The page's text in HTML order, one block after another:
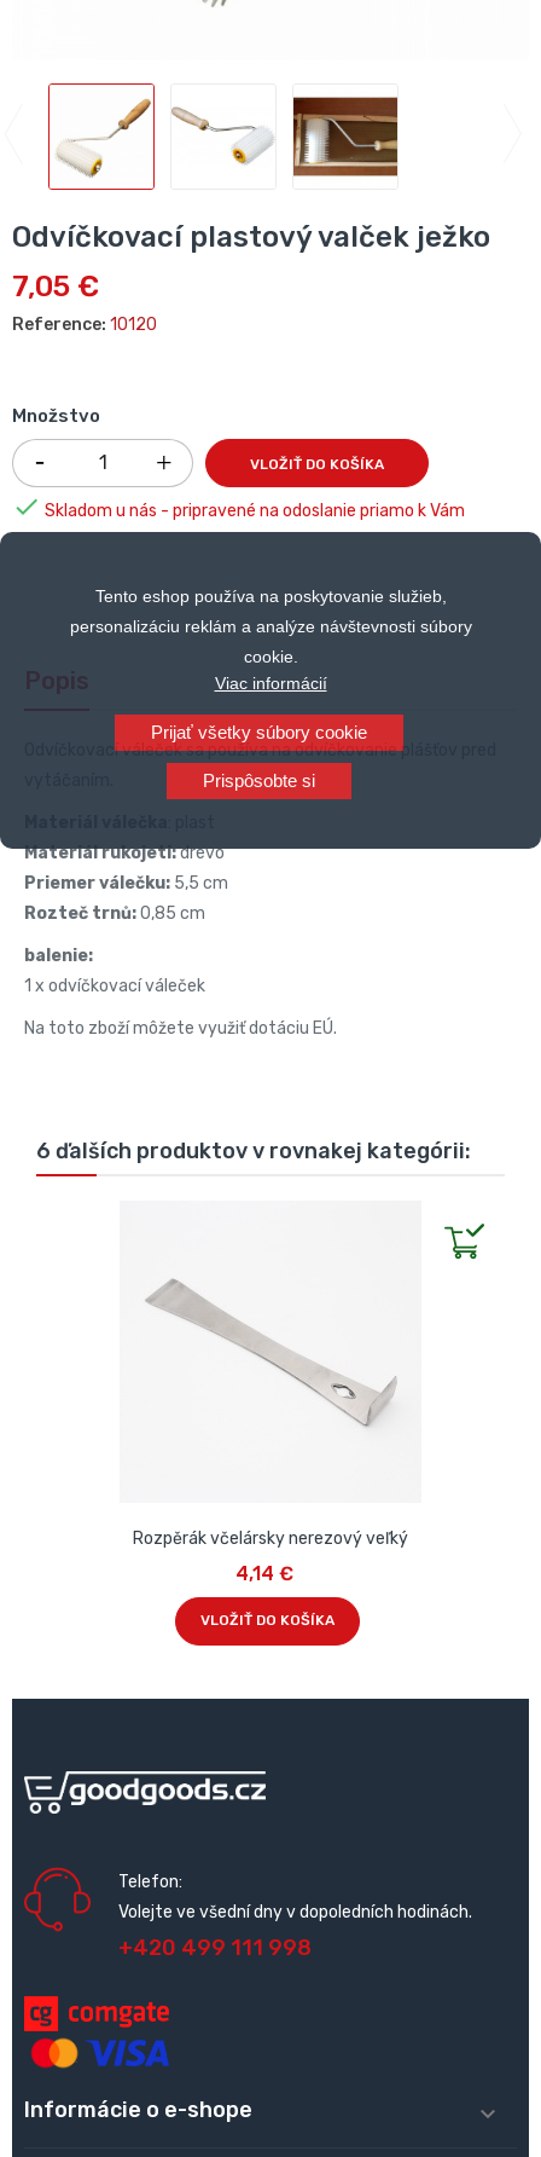
Tento eshop používa na poskytovanie služieb,
personalizáciu reklám a analýze návštevnosti súbory
cookie.
Viac informácií
Prijať všetky súbory cookie
Prispôsobte si
Odvíčkovací plastový valček ježko
7,05 €
Reference: 10120
Množstvo
VLOŽIŤ DO KOŠÍKA
 Skladom u nás - pripravené na odoslanie priamo k Vám
Popis
Odvíčkovací váleček sa používa na odvíčkovanie plášťov pred
Materiál rukojeti:drevo
Priemer válečku: 5,5 cm
Rozteč trnů:0,85 cm
balenie:
1 x odvíčkovací váleček
Na toto zboží môžete využiť dotáciu EÚ.
6 ďalších produktov v rovnakej kategórii:
Rozpěrák včelársky nerezový veľký
4,14 €
VLOŽIŤ DO KOŠÍKA
Telefon:
Volejte ve všední dny v dopoledních hodinách.
+420 499 111 998
Informácie o e-shope 